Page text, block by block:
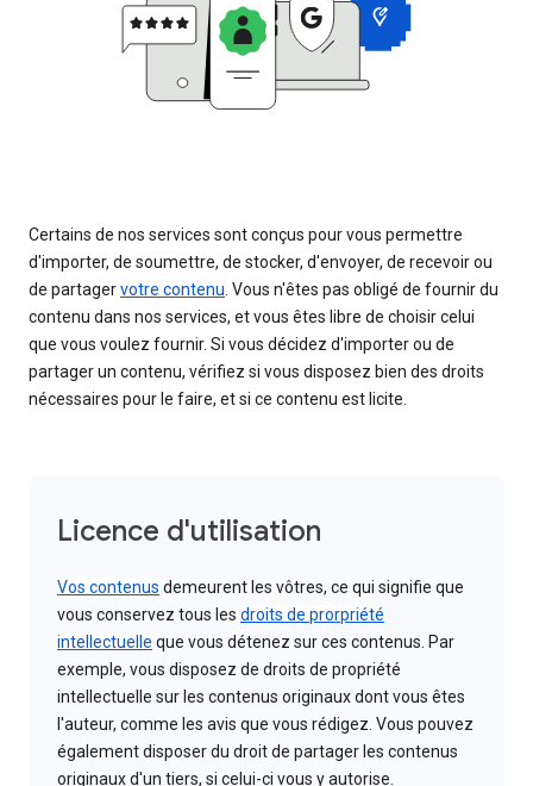
Certains de nos services sont conçus pour vous permettre
d'importer, de soumettre, de stocker, d'envoyer, de recevoir ou
de partagervotre contenu. Vous n'êtes pas obligé de fournir du
contenu dans nos services, et vous êtes libre de choisir celui
que vous voulez fournir. Si vous décidez d'importer ou de
partager un contenu, vérifiez si vous disposez bien des droits
nécessaires pour le faire, et si ce contenu est licite.
Licence d'utilisation
Vos contenus demeurent les vôtres, ce qui signifie que
vous conservez tous les droits de prorpriété
intellectuelle que vous détenez sur ces contenus. Par
exemple, vous disposez de droits de propriété
intellectuelle sur les contenus originaux dont vous êtes
l'auteur, comme les avis que vous rédigez. Vous pouvez
également disposer du droit de partager les contenus
originaux d'un tiers, si celui-ci vous y autorise.